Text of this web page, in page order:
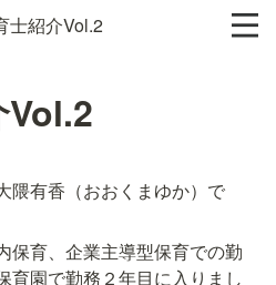
士紹介Vol.2
Vol.2
隈有香（おおくまゆか）で
保育、企業主導型保育での勤
育園で勤務２年目に入りまし